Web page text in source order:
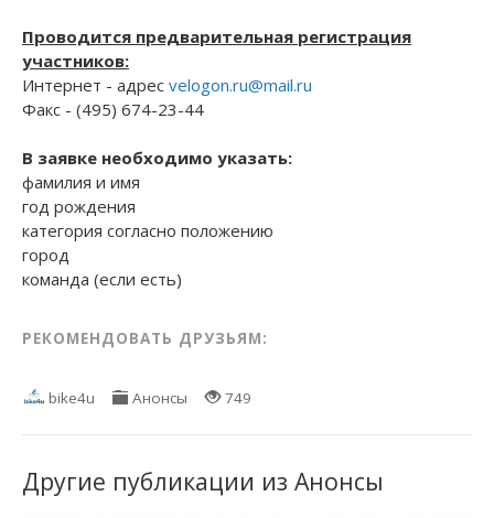
Проводится предварительная регистрация
участников:
Интернет - адрес velogon.ru@mail.ru
Факс - (495) 674-23-44
В заявке необходимо указать:
фамилия и имя
год рождения
категория согласно положению
город
команда (если есть)
РЕКОМЕНДОВАТЬ ДРУЗЬЯМ:
bike4u Анонсы 749
Другие публикации из Анонсы